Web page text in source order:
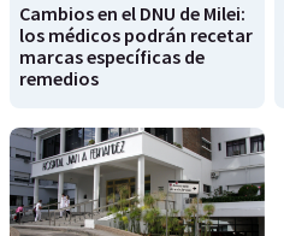
Cambios en el DNU de Milei:
los médicos podrán recetar
marcas específicas de
remedios